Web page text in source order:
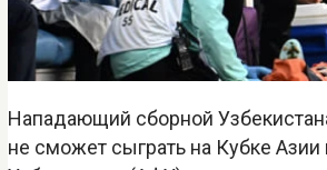
Нападающий сборной
не сможет сыграть на Кубке Азии